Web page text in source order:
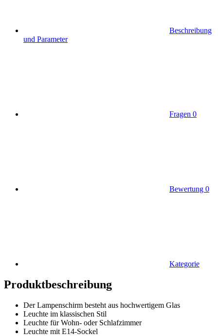
Beschreibung
und Parameter
Fragen 0
Bewertung 0
Kategorie
Produktbeschreibung
Der Lampenschirm besteht aus hochwertigem Glas
Leuchte im klassischen Stil
Leuchte für Wohn- oder Schlafzimmer
Leuchte mit E14-Sockel